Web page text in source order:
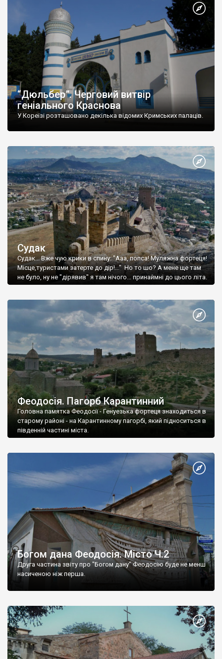
“Дюльбер”. Черговий витвір
геніального Краснова
У Кореїзі розташовано декілька відомих Кримських палаців.
Судак
Судак... Вже чую крики в спину: "Ааа, попса! Муляжна фортеця!
Місце,туристами затерте до дір!..." Но то шо? А мене ще там
не було, ну не "дірявив" я там нічого... принаймні до цього літа.
Феодосія. Пагорб Карантинний
Головна памятка Феодосії - Генуезька фортеця знаходиться в
старому районі - на Карантинному пагорбі, який підноситься в
південній частині міста.
Богом дана Феодосія. Місто Ч.2
Друга частина звіту про "Богом дану" Феодосію буде не менш
насиченою ніж перша.